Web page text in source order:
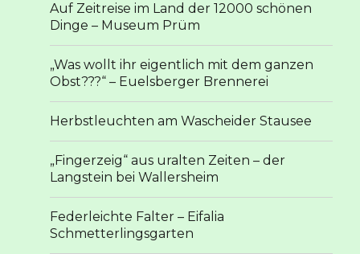
Auf Zeitreise im Land der 12000 schönen
Dinge – Museum Prüm
„Was wollt ihr eigentlich mit dem ganzen
Obst???“ – Euelsberger Brennerei
Herbstleuchten am Wascheider Stausee
„Fingerzeig“ aus uralten Zeiten – der
Langstein bei Wallersheim
Federleichte Falter – Eifalia
Schmetterlingsgarten